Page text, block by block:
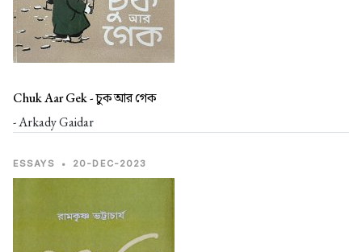
Chuk Aar Gek -চুক আর গেক
- Arkady Gaidar
ESSAYS • 20-DEC-2023